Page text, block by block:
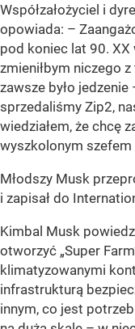
Współzałożyciel i
opowiada: –
pod koniec lat 90. XX
zmieniłbym niczego
zawsze było
sprzedaliśmy Zip2,
wiedziałem, że chcę
wyszkolonym szefem
Młodszy Musk
i zapisał do
Kimbal Musk
otworzyć „Super
klimatyzowanymi
infrastrukturą
innym, co jest